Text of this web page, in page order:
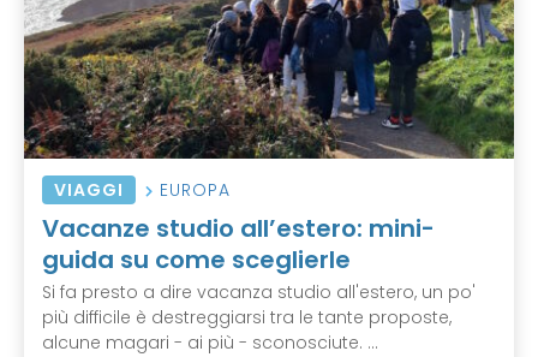
VIAGGI EUROPA
Vacanze studio all’estero: mini-
guida su come sceglierle
Si fa presto a dire vacanza studio all'estero, un po'
più difficile è destreggiarsi tra le tante proposte,
alcune magari - ai più - sconosciute. ...